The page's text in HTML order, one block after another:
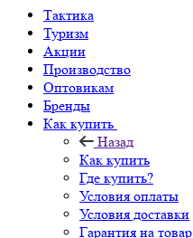
Тактика
Туризм
Акции
Производство
Оптовикам
Бренды
Как купить
Назад
Как купить
Где купить?
Условия оплаты
Условия доставки
Гарантия на товар